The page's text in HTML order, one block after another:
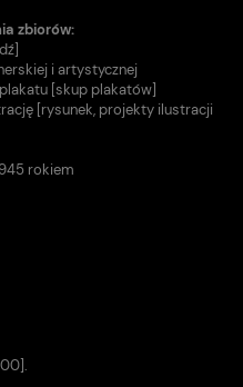
zbiorów:
i artystycznej
[skup plakatów]
[rysunek, projekty ilustracji
rokiem